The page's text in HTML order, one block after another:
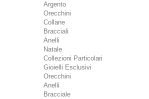
Argento
Orecchini
Collane
Bracciali
Anelli
Natale
Collezioni Particolari
Gioielli Esclusivi
Orecchini
Anelli
Bracciale